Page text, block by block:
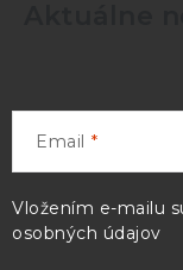
Email
Vložením e-mailu
osobných údajov